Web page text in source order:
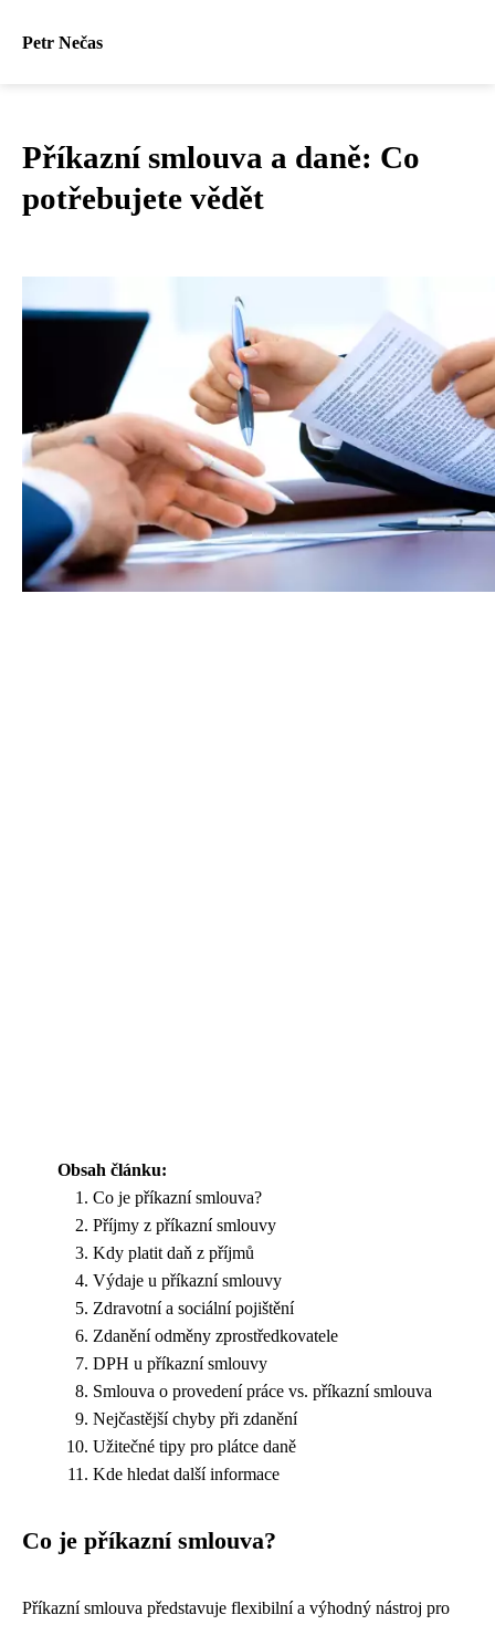
Petr Nečas
Příkazní smlouva a daně: Co
potřebujete vědět
Obsah článku:
Co je příkazní smlouva?
Příjmy z příkazní smlouvy
Kdy platit daň z příjmů
Výdaje u příkazní smlouvy
Zdravotní a sociální pojištění
Zdanění odměny zprostředkovatele
DPH u příkazní smlouvy
Smlouva o provedení práce vs. příkazní smlouva
Nejčastější chyby při zdanění
Užitečné tipy pro plátce daně
Kde hledat další informace
Co je příkazní smlouva?
Příkazní smlouva představuje flexibilní a výhodný nástroj pro